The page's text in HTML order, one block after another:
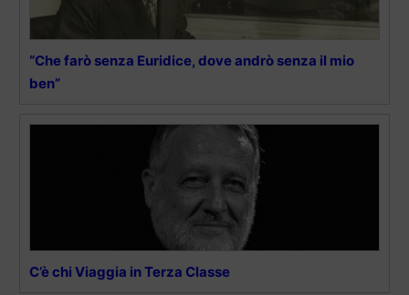
“Che farò senza Euridice, dove andrò senza il mio
ben”
C’è chi Viaggia in Terza Classe